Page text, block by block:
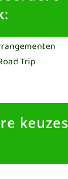
keuzes